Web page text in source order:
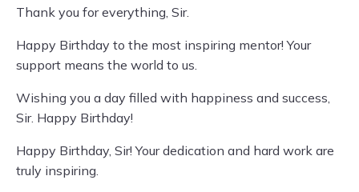
Thank you for everything, Sir.
Happy Birthday to the most inspiring mentor! Your
support means the world to us.
Wishing you a day filled with happiness and success,
Sir. Happy Birthday!
Happy Birthday, Sir! Your dedication and hard work are
truly inspiring.